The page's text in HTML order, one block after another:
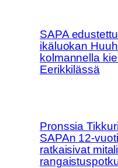
SAPA
ikäluokan
kolmannella
Eerikkilässä
Pronssia
SAPAn 12-
ratkaisivat